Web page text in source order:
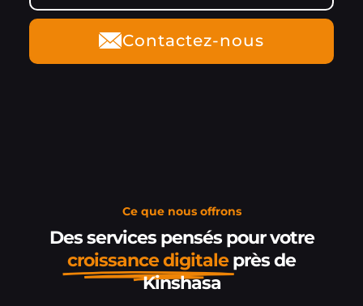
Contactez-nous
Ce que nous offrons
Des services pensés pour votre
croissance digitale près de
Kinshasa